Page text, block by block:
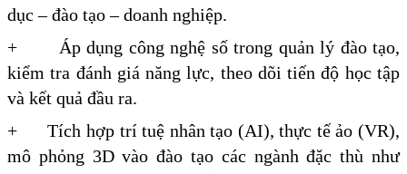
dục – đào tạo – doanh nghiệp.
+ Áp dụng công nghệ số trong quản lý đào tạo,
kiểm tra đánh giá năng lực, theo dõi tiến độ học tập
và kết quả đầu ra.
+ Tích hợp trí tuệ nhân tạo (AI), thực tế ảo (VR),
mô phỏng 3D vào đào tạo các ngành đặc thù như